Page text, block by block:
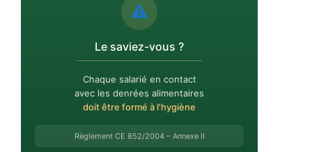
⚠️
Le saviez-vous ?
Chaque salarié en contact
avec les denrées alimentaires
doit être formé à l'hygiène
Règlement CE 852/2004 – Annexe II